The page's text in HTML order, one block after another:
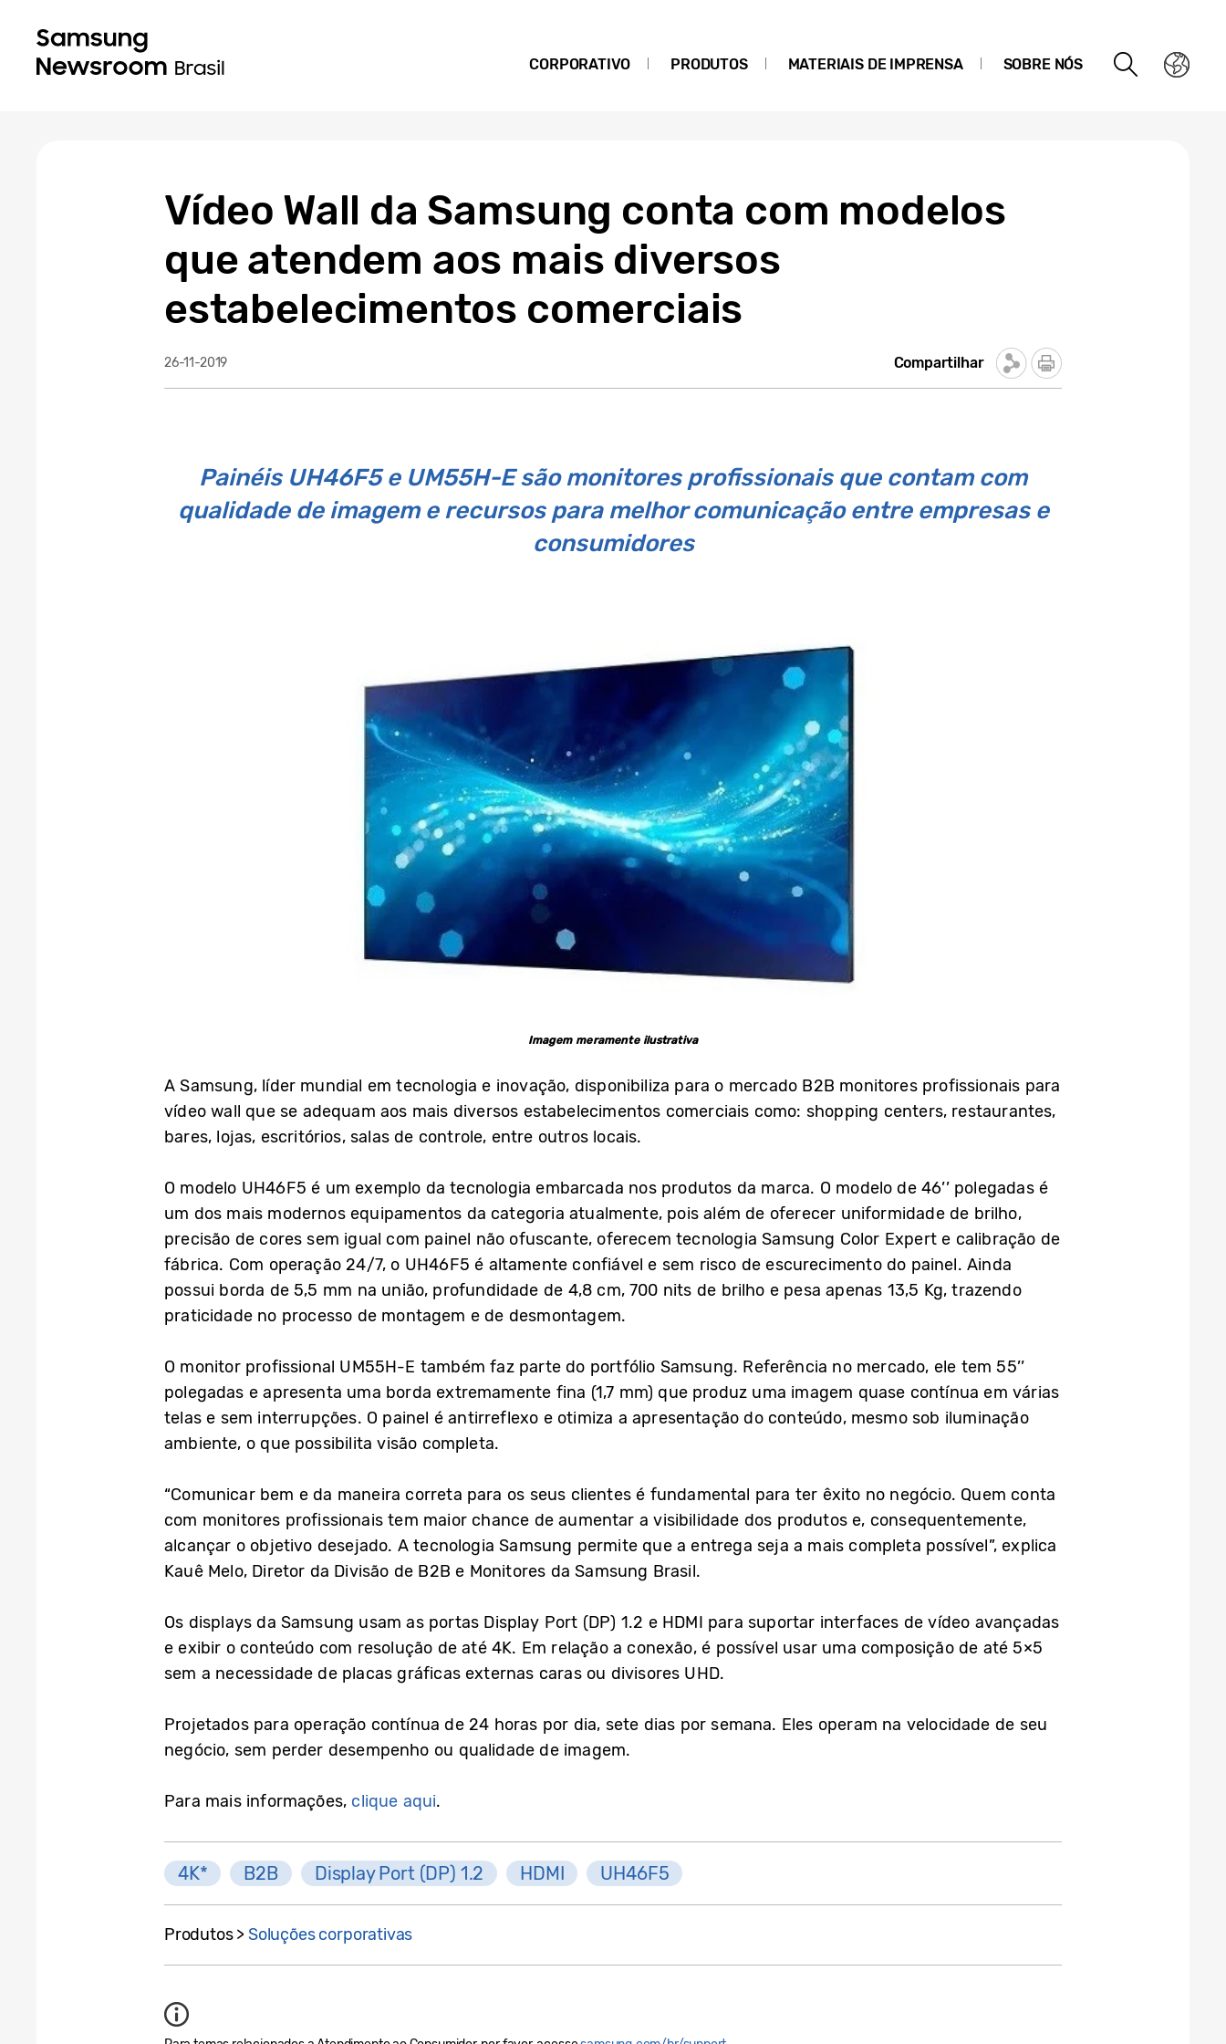
CORPORATIVO PRODUTOS MATERIAIS DE IMPRENSA SOBRE NÓS
Vídeo Wall da Samsung conta com modelos
que atendem aos mais diversos
estabelecimentos comerciais
26-11-2019 Compartilhar
Painéis UH46F5 e UM55H-E são monitores profissionais que contam com
qualidade de imagem e recursos para melhor comunicação entre empresas e
consumidores
Imagem meramente ilustrativa
A Samsung, líder mundial em tecnologia e inovação, disponibiliza para o mercado B2B monitores profissionais para
vídeo wall que se adequam aos mais diversos estabelecimentos comerciais como: shopping centers, restaurantes,
bares, lojas, escritórios, salas de controle, entre outros locais.
O modelo UH46F5 é um exemplo da tecnologia embarcada nos produtos da marca. O modelo de 46’’ polegadas é
um dos mais modernos equipamentos da categoria atualmente, pois além de oferecer uniformidade de brilho,
precisão de cores sem igual com painel não ofuscante, oferecem tecnologia Samsung Color Expert e calibração de
fábrica. Com operação 24/7, o UH46F5 é altamente confiável e sem risco de escurecimento do painel. Ainda
possui borda de 5,5 mm na união, profundidade de 4,8 cm, 700 nits de brilho e pesa apenas 13,5 Kg, trazendo
praticidade no processo de montagem e de desmontagem.
O monitor profissional UM55H-E também faz parte do portfólio Samsung. Referência no mercado, ele tem 55’’
polegadas e apresenta uma borda extremamente fina (1,7 mm) que produz uma imagem quase contínua em várias
telas e sem interrupções. O painel é antirreflexo e otimiza a apresentação do conteúdo, mesmo sob iluminação
ambiente, o que possibilita visão completa.
“Comunicar bem e da maneira correta para os seus clientes é fundamental para ter êxito no negócio. Quem conta
com monitores profissionais tem maior chance de aumentar a visibilidade dos produtos e, consequentemente,
alcançar o objetivo desejado. A tecnologia Samsung permite que a entrega seja a mais completa possível”, explica
Kauê Melo, Diretor da Divisão de B2B e Monitores da Samsung Brasil.
Os displays da Samsung usam as portas Display Port (DP) 1.2 e HDMI para suportar interfaces de vídeo avançadas
e exibir o conteúdo com resolução de até 4K. Em relação a conexão, é possível usar uma composição de até 5×5
sem a necessidade de placas gráficas externas caras ou divisores UHD.
Projetados para operação contínua de 24 horas por dia, sete dias por semana. Eles operam na velocidade de seu
negócio, sem perder desempenho ou qualidade de imagem.
Para mais informações, clique aqui.
4K* B2B Display Port (DP) 1.2 HDMI UH46F5
Produtos >Soluções corporativas